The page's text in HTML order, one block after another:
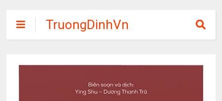
TruongDinhVn
Chia sẽ ebook,
phần mềm học
tập miễn phí